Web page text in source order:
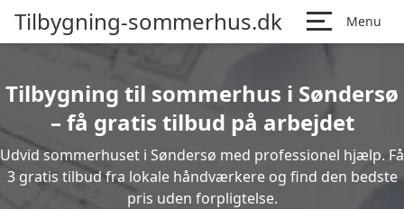
Tilbygning-sommerhus.dk Menu
Tilbygning til sommerhus i Søndersø
– få gratis tilbud på arbejdet
Udvid sommerhuset i Søndersø med professionel hjælp. Få
3 gratis tilbud fra lokale håndværkere og find den bedste
pris uden forpligtelse.